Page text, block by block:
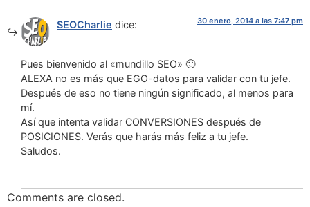
SEOCharlie dice: 30 enero, 2014 a las 7:47 pm
Pues bienvenido al «mundillo SEO» 🙂
ALEXA no es más que EGO-datos para validar con tu jefe.
Después de eso no tiene ningún significado, al menos para
mí.
Así que intenta validar CONVERSIONES después de
POSICIONES. Verás que harás más feliz a tu jefe.
Saludos.
Comments are closed.